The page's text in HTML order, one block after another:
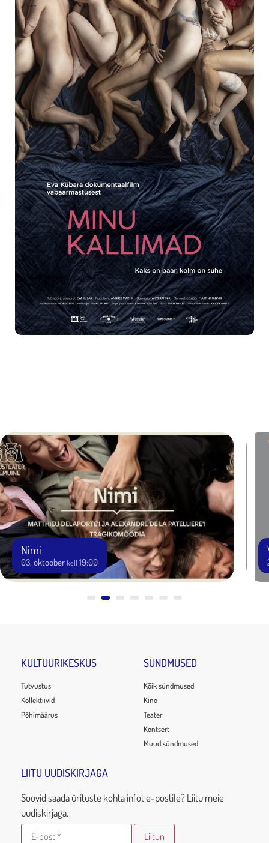
Nimi
03. oktoober kell 19:00
KULTUURIKESKUS
Tutvustus
Kollektiivid
Põhimäärus
SÜNDMUSED
Kõik sündmused
Kino
Teater
Kontsert
Muud sündmused
LIITU UUDISKIRJAGA
Soovid saada ürituste kohta infot e-postile? Liitu meie
uudiskirjaga.